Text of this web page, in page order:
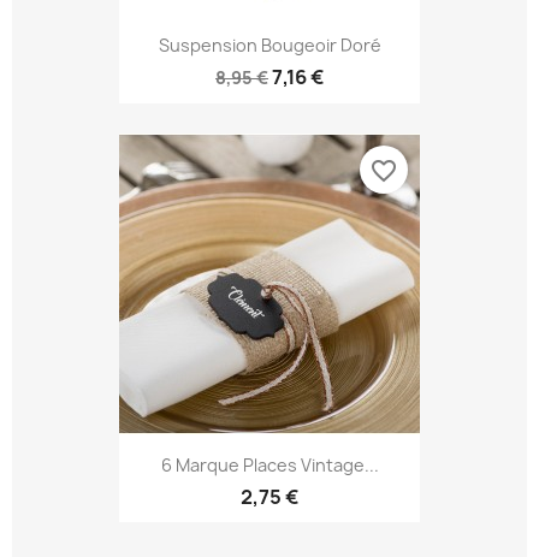
Suspension Bougeoir Doré
8,95 €7,16 €
6 Marque Places Vintage...
2,75 €
favorite_border